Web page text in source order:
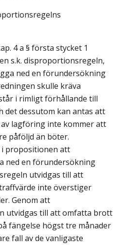
4 a § första stycket 1
s.k. disproportionsregeln,
ned en förundersökning
skulle kräva
i rimligt förhållande till
det dessutom kan antas att
lagföring inte kommer att
påföljd än böter.
propositionen att
ned en förundersökning
utvidgas till att
inte överstiger
Genom att
utvidgas till att omfatta brott
fängelse högst tre månader
fall av de vanligaste